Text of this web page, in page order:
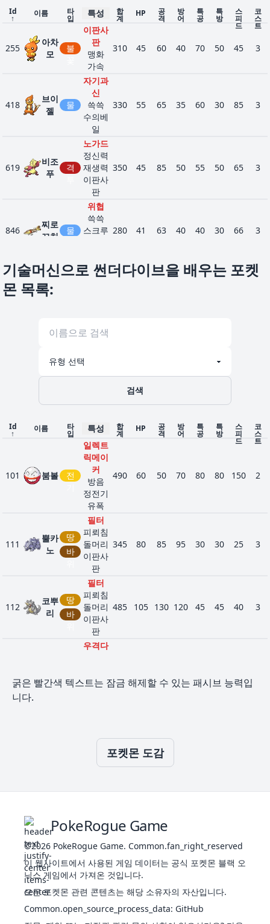
Id
↑
이름 타
입 특성 합
계
HP 공
격
방
어
특
공
특
방
스
피
드
코
스
트
255
아차
모
불
이판사
판
맹화
가속
310 45 60 40 70 50 45 3
418
브이
젤
물
자기과
신
쓱쓱
수의베
일
330 55 65 35 60 30 85 3
619
비조
푸
격
노가드
정신력
재생력
이판사
판
350 45 85 50 55 50 65 3
846
찌로
꼬치
물
위협
쓱쓱
스크루 280 41 63 40 40 30 66 3
어치
눈퍼뜨
리기
눈치우
기
무쇠
바퀴
땅
강철정
쿼크차
570 90 112 120 72 70
1020
는화
꽃
드
비스트
고대활
성
590 105 115 121 65 93 91 7
기술머신으로 썬더다이브을 배우는 포켓
몬 목록:
검색
Id
↑
이름 타
입 특성 합
계
HP 공
격
방
어
특
공
특
방
스
피
드
코
스
트
101 붐볼
전
일렉트
릭메이
커
방음
정전기
유폭
490 60 50 70 80 80 150 2
111
뿔카
노
땅
바
필터
피뢰침
돌머리
이판사
판
345 80 85 95 30 30 25 3
112
코뿌
리
땅
바
필터
피뢰침
돌머리
이판사
판
485 105 130 120 45 45 40 3
기
우격다
의기양
지방
비
잔비
정전기
뮤
에
스
퍼
재
싱크로
600 100 100
전룡
전
기
전기로
바꾸기
정전기
510 90 75 85 115 90 55
우격다
짐
굵은 빨간색 텍스트는 잠금 해제할 수 있는 패시브 능력입
니다.
포켓몬 도감
PokeRogue Game
©2026 PokeRogue Game. Common.fan_right_reserved
이 웹사이트에서 사용된 게임 데이터는 공식 포켓몬 블랙 오
닉스 게임에서 가져온 것입니다.
모든 포켓몬 관련 콘텐츠는 해당 소유자의 자산입니다.
Common.open_source_process_data: GitHub